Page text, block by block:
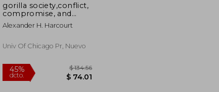
$ 677.42
$ 372.58
45%
dcto.
gorilla society,conflict,
compromise, and
cooperation between
the sexes
Alexander H. Harcourt
Univ Of Chicago Pr, Nuevo